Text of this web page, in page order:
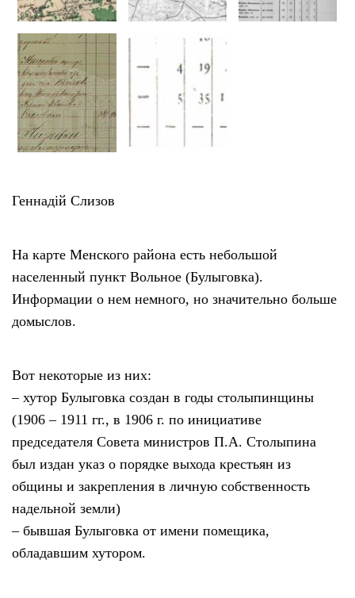
Геннадій Слизов
На карте Менского района есть небольшой
населенный пункт Вольное (Булыговка).
Информации о нем немного, но значительно больше
домыслов.
Вот некоторые из них:
– хутор Булыговка создан в годы столыпинщины
(1906 – 1911 гг., в 1906 г. по инициативе
председателя Совета министров П.А. Столыпина
был издан указ о порядке выхода крестьян из
общины и закрепления в личную собственность
надельной земли)
– бывшая Булыговка от имени помещика,
обладавшим хутором.